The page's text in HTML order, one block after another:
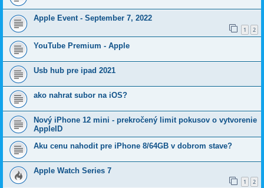
Apple Event - September 7, 2022
1 2
YouTube Premium - Apple
Usb hub pre ipad 2021
ako nahrat subor na iOS?
Nový iPhone 12 mini - prekročený limit pokusov o vytvorenie
AppleID
Aku cenu nahodit pre iPhone 8/64GB v dobrom stave?
Apple Watch Series 7
1 2